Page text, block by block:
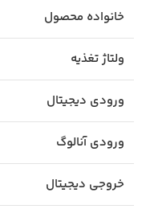
خانواده محصول
ولتاژ تغذیه
ورودی دیجیتال
ورودی آنالوگ
خروجی دیجیتال